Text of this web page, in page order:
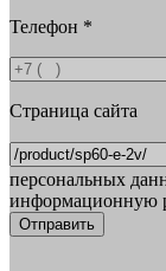
Телефон *
Страница сайта
персональных
информационную
Отправить